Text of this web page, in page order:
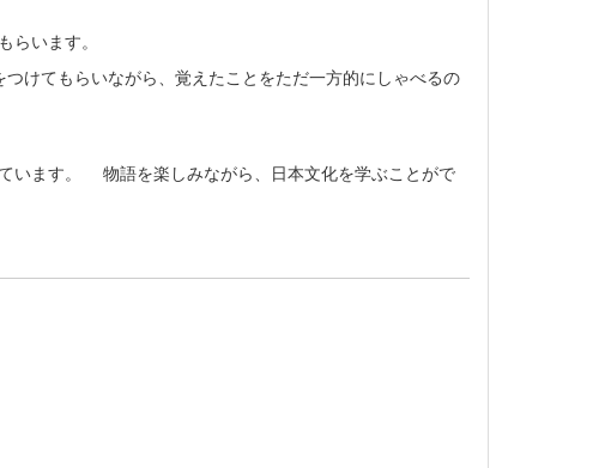
います。
けてもらいながら、覚えたことをただ一方的にしゃべるの
います。 物語を楽しみながら、日本文化を学ぶことがで